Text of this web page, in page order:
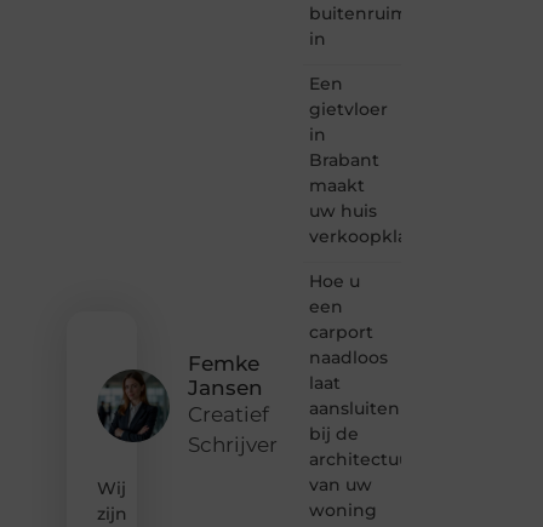
Femke
Jansen
Creatief
Schrijver
Wij
zijn
buitenruimte
in
Een
gietvloer
in
Brabant
maakt
uw huis
verkoopklaar
Hoe u
een
carport
naadloos
laat
aansluiten
bij de
architectuur
van uw
woning